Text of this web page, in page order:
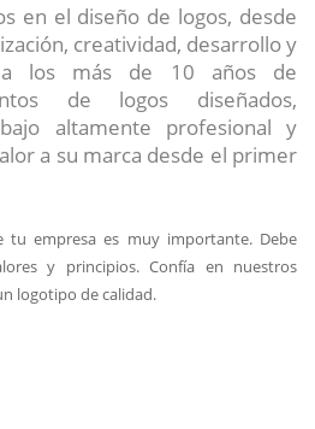
en el diseño de logos, desde
creatividad, desarrollo y
los más de 10 años de
de logos diseñados,
altamente profesional y
a su marca desde el primer
tu empresa es muy importante. Debe
y principios. Confía en nuestros
logotipo de calidad.